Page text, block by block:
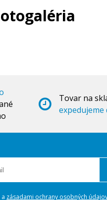
Tovar na
expedujeme
zásadami ochrany osobných